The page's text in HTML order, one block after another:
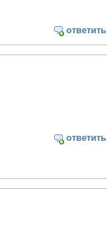
ответить
ответить